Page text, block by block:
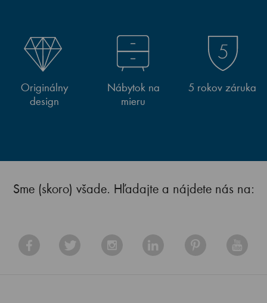
Originálny
design
Nábytok na
mieru
5 rokov záruka
Sme (skoro) všade. Hľadajte a nájdete nás na: